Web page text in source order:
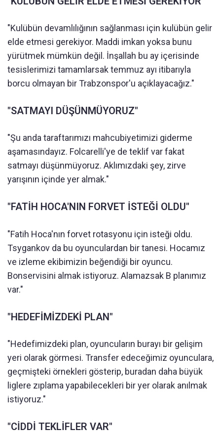
"Kulübün devamlılığının sağlanması için kulübün gelir
elde etmesi gerekiyor. Maddi imkan yoksa bunu
yürütmek mümkün değil. İnşallah bu ay içerisinde
tesislerimizi tamamlarsak temmuz ayı itibarıyla
borcu olmayan bir Trabzonspor'u açıklayacağız."
"SATMAYI DÜŞÜNMÜYORUZ"
"Şu anda taraftarımızı mahcubiyetimizi giderme
aşamasındayız. Folcarelli'ye de teklif var fakat
satmayı düşünmüyoruz. Aklımızdaki şey, zirve
yarışının içinde yer almak."
"FATİH HOCA'NIN FORVET İSTEĞİ OLDU"
"Fatih Hoca'nın forvet rotasyonu için isteği oldu.
Tsygankov da bu oyunculardan bir tanesi. Hocamız
ve izleme ekibimizin beğendiği bir oyuncu.
Bonservisini almak istiyoruz. Alamazsak B planımız
var."
"HEDEFİMİZDEKİ PLAN"
"Hedefimizdeki plan, oyuncuların burayı bir gelişim
yeri olarak görmesi. Transfer edeceğimiz oyunculara,
geçmişteki örnekleri gösterip, buradan daha büyük
liglere zıplama yapabilecekleri bir yer olarak anılmak
istiyoruz."
"CİDDİ TEKLİFLER VAR"